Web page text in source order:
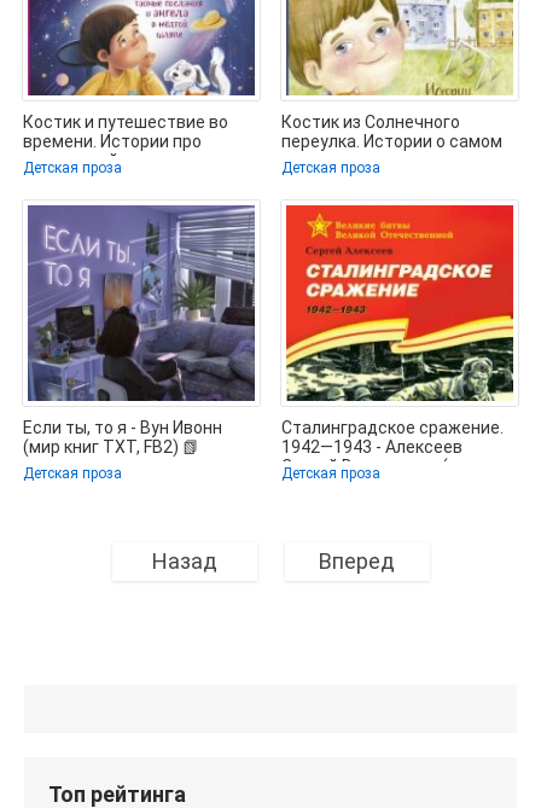
Костик и путешествие во
времени. Истории про
космос, тайные послания и
ангела в
Детская проза
Костик из Солнечного
переулка. Истории о самом
важном для маленьких
взрослых и
Детская проза
Если ты, то я - Вун Ивонн
(мир книг TXT, FB2) 📗
Детская проза
Сталинградское сражение.
1942—1943 - Алексеев
Сергей Викторович (книги
Детская проза
Назад Вперед
Топ рейтинга